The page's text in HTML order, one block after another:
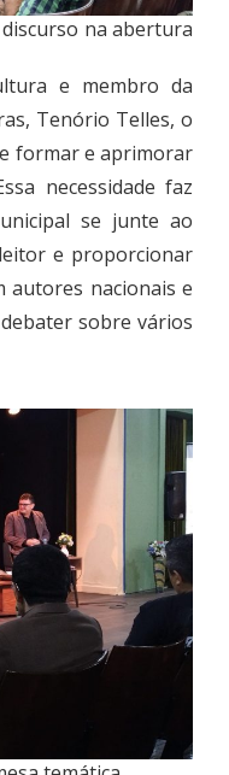
na abertura
e membro da
Tenório Telles, o
formar e aprimorar
necessidade faz
se junte ao
e proporcionar
autores nacionais e
sobre vários